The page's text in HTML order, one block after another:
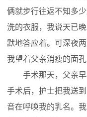
俩就步行往返不知多
洗的衣服，我说天已
默地答应着。可深夜
我望着父亲消瘦的面
手术那天，父亲早
手术后，护士把我送
音在呼唤我的乳名。